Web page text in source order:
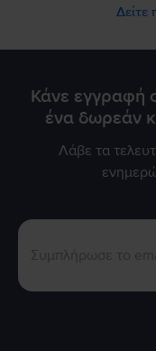
Δείτε
Κάνε εγγραφή
ένα δωρεάν
Λάβε τα